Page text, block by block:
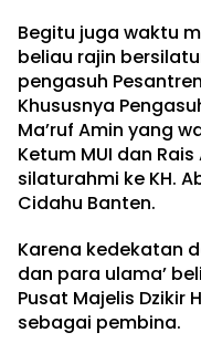
Begitu juga waktu
beliau rajin
pengasuh
Khususnya
Ma’ruf Amin yang
Ketum MUI dan
silaturahmi ke KH.
Cidahu Banten.
Karena kedekatan
dan para ulama’
Pusat Majelis Dzikir
sebagai pembina.